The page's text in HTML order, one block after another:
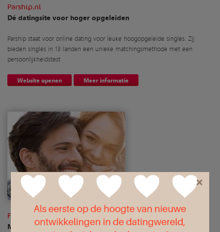
Parship.nl
Dé datingsite voor hoger opgeleiden
Parship staat voor online dating voor leuke hoogopgeleide singles. Zij
bieden singles in 13 landen een unieke matchingsmethode met een
persoonlijkheidstest
Website openen Meer informatie
Floef
Maak Contact met Leuke Singles in Jouw Woonplaats
×